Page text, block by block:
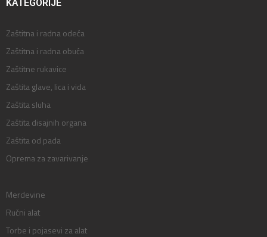
KATEGORIJE
Zaštitna i radna odeća
Zaštitna i radna obuća
Zaštitne rukavice
Zaštita glave, lica i vida
Zaštita sluha
Zaštita disajnih organa
Zaštita od pada
Oprema za zavarivanje
Merdevine
Ručni alat
Torbe i pojasevi za alat